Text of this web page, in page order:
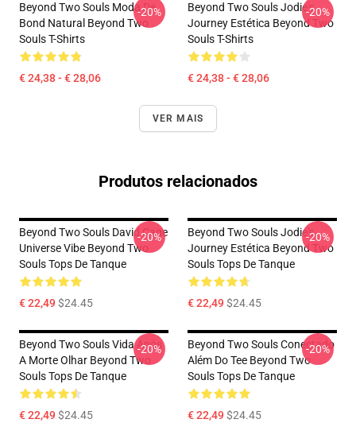
Beyond Two Souls Moda De
Bond Natural Beyond Two
Souls T-Shirts
€ 24,38 - € 28,06
-20%
Beyond Two Souls Jodie's
Journey Estética Beyond Two
Souls T-Shirts
€ 24,38 - € 28,06
-20%
VER MAIS
Produtos relacionados
Beyond Two Souls David Cage
Universe Vibe Beyond Two
Souls Tops De Tanque
€ 22,49$24.45
-20%
Beyond Two Souls Jodie's
Journey Estética Beyond Two
Souls Tops De Tanque
€ 22,49$24.45
-20%
Beyond Two Souls Vida Após
A Morte Olhar Beyond Two
Souls Tops De Tanque
€ 22,49$24.45
-20%
Beyond Two Souls Conectado
Além Do Tee Beyond Two
Souls Tops De Tanque
€ 22,49$24.45
-20%